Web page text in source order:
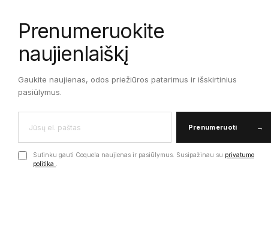
Prenumeruokite
naujienlaiškį
Gaukite naujienas, odos priežiūros patarimus ir išskirtinius
pasiūlymus.
Prenumeruoti →
Sutinku gauti Coquela naujienas ir pasiūlymus. Susipažinau su privatumo
politika